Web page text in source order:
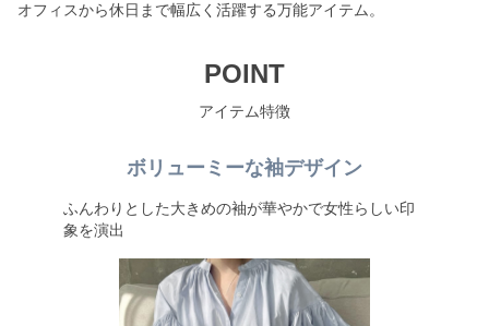
オフィスから休日まで幅広く活躍する万能アイテム。
POINT
アイテム特徴
ボリューミーな袖デザイン
ふんわりとした大きめの袖が華やかで女性らしい印
象を演出